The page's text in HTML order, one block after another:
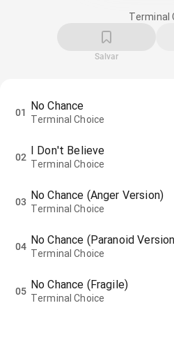
Terminal
Salvar
01 No Chance
Terminal Choice
02 I Don't Believe
Terminal Choice
03 No Chance (Anger Version)
Terminal Choice
04 No Chance (Paranoid
Terminal Choice
05 No Chance (Fragile)
Terminal Choice